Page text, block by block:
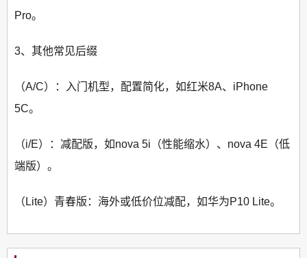
Pro。
3、其他常见后缀
（A/C）：入门机型，配置简化，如红米8A、iPhone
5C。
（i/E）：减配版，如nova 5i（性能缩水）、nova 4E（低
端版）。
（Lite）青春版：海外或低价位减配，如华为P10 Lite。